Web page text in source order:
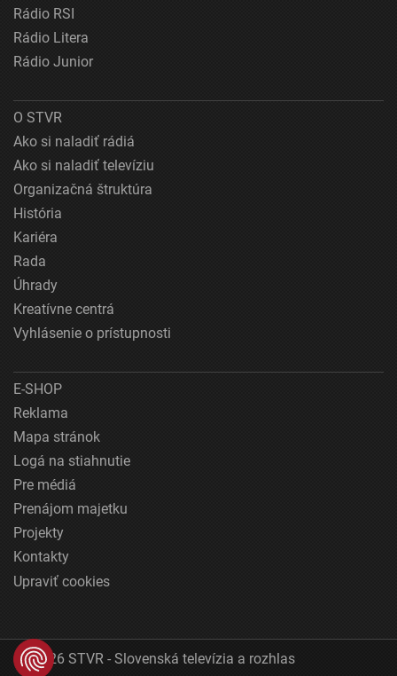
Rádio RSI
Rádio Litera
Rádio Junior
O STVR
Ako si naladiť rádiá
Ako si naladiť televíziu
Organizačná štruktúra
História
Kariéra
Rada
Úhrady
Kreatívne centrá
Vyhlásenie o prístupnosti
E-SHOP
Reklama
Mapa stránok
Logá na stiahnutie
Pre médiá
Prenájom majetku
Projekty
Kontakty
Upraviť cookies
© 2026 STVR - Slovenská televízia a rozhlas